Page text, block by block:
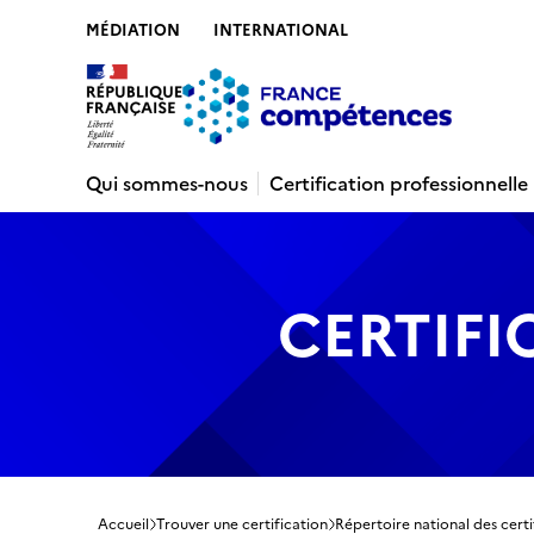
MÉDIATION INTERNATIONAL
Qui sommes-nous
Certification professionnelle
Accueil Trouver une certification Répertoire national des